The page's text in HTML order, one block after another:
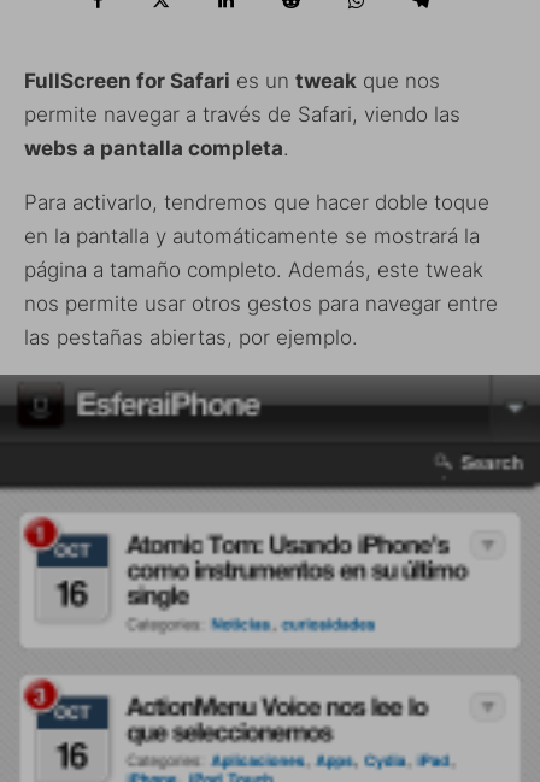
FullScreen for Safari es un tweak que nos
permite navegar a través de Safari, viendo las
webs a pantalla completa.
Para activarlo, tendremos que hacer doble toque
en la pantalla y automáticamente se mostrará la
página a tamaño completo. Además, este tweak
nos permite usar otros gestos para navegar entre
las pestañas abiertas, por ejemplo.